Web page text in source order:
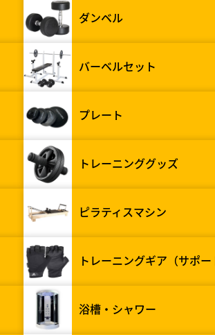
ダンベル
バーベルセット
プレート
トレーニンググッズ
ピラティスマシン
トレーニングギア（サポー
浴槽・シャワー